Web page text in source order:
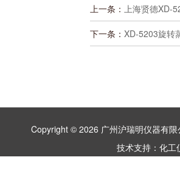
上一条： 上海贤德XD-
下一条： XD-5203旋转
Copyright © 2026 广州沪瑞明仪器有
技术支持： 化工